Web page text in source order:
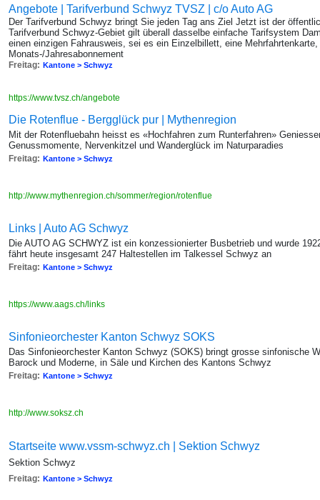
Angebote | Tarifverbund Schwyz TVSZ | c/o Auto AG
Der Tarifverbund Schwyz bringt Sie jeden Tag ans Ziel Jetzt ist der
Tarifverbund Schwyz-Gebiet gilt überall dasselbe einfache Tarifsystem
einen einzigen Fahrausweis, sei es ein Einzelbillett, eine
Monats-/Jahresabonnement
Freitag: Kantone > Schwyz
https://www.tvsz.ch/angebote
Die Rotenflue - Bergglück pur | Mythenregion
Mit der Rotenfluebahn heisst es «Hochfahren zum Runterfahren»
Genussmomente, Nervenkitzel und Wanderglück im Naturparadies
Freitag: Kantone > Schwyz
http://www.mythenregion.ch/sommer/region/rotenflue
Links | Auto AG Schwyz
Die AUTO AG SCHWYZ ist ein konzessionierter Busbetrieb und wurde
fährt heute insgesamt 247 Haltestellen im Talkessel Schwyz an
Freitag: Kantone > Schwyz
https://www.aags.ch/links
Sinfonieorchester Kanton Schwyz SOKS
Das Sinfonieorchester Kanton Schwyz (SOKS) bringt grosse sinfonische
Barock und Moderne, in Säle und Kirchen des Kantons Schwyz
Freitag: Kantone > Schwyz
http://www.soksz.ch
Startseite www.vssm-schwyz.ch | Sektion Schwyz
Sektion Schwyz
Freitag: Kantone > Schwyz